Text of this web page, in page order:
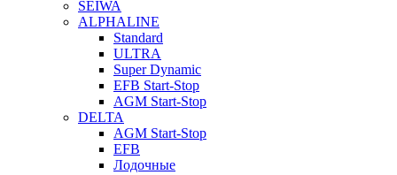
SEIWA
ALPHALINE
Standard
ULTRA
Super Dynamic
EFB Start-Stop
AGM Start-Stop
DELTA
AGM Start-Stop
EFB
Лодочные